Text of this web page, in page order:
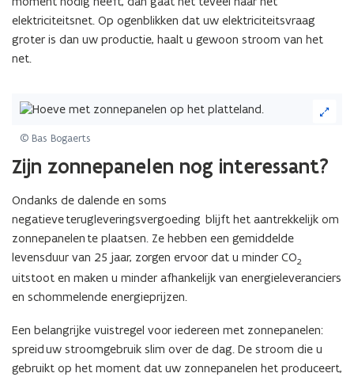
© Bas Bogaerts
(Klik
op
de
voor
vergrote
weergave)
elektriciteitsnet. Op ogenblikken dat uw elektriciteitsvraag
groter is dan uw productie, haalt u gewoon stroom van het
net.
Zijn zonnepanelen nog interessant?
Ondanks de dalende en soms
negatieve terugleveringsvergoeding blijft het aantrekkelijk om
zonnepanelen te plaatsen. Ze hebben een gemiddelde
levensduur van 25 jaar, zorgen ervoor dat u minder CO2
uitstoot en maken u minder afhankelijk van energieleveranciers
en schommelende energieprijzen.
Een belangrijke vuistregel voor iedereen met zonnepanelen:
spreid uw stroomgebruik slim over de dag. De stroom die u
gebruikt op het moment dat uw zonnepanelen het produceert,